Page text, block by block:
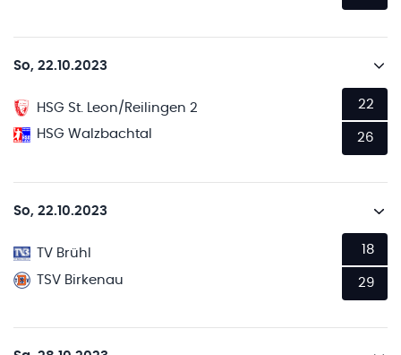
So, 22.10.2023
HSG St. Leon/Reilingen 2
HSG Walzbachtal
22
26
So, 22.10.2023
TV Brühl
TSV Birkenau
18
29